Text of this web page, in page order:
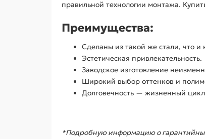
правильной технологии монтажа.
Преимущества:
Сделаны из такой же стали, что и
Эстетическая привлекательность.
Заводское изготовление
Широкий выбор оттенков и
Долговечность — жизненный
*Подробную информацию о